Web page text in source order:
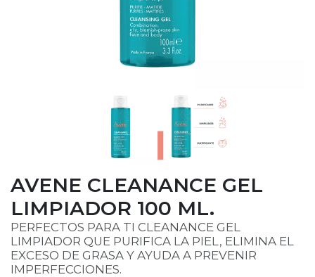
AVENE CLEANANCE GEL
LIMPIADOR 100 ML.
PERFECTOS PARA TI CLEANANCE GEL
LIMPIADOR QUE PURIFICA LA PIEL, ELIMINA EL
EXCESO DE GRASA Y AYUDA A PREVENIR
IMPERFECCIONES.